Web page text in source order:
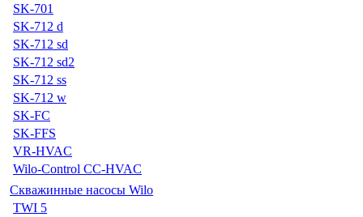
SK-701
SK-712 d
SK-712 sd
SK-712 sd2
SK-712 ss
SK-712 w
SK-FC
SK-FFS
VR-HVAC
Wilo-Control CC-HVAC
Скважинные насосы Wilo
TWI 5